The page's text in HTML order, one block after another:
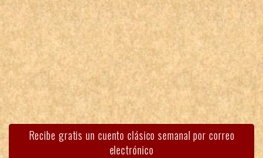
Recibe gratis un cuento clásico semanal por correo
electrónico